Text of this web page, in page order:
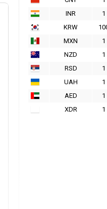
INR
1
KRW
MXN
1
NZD
1
RSD
1
UAH
1
AED
1
XDR
1